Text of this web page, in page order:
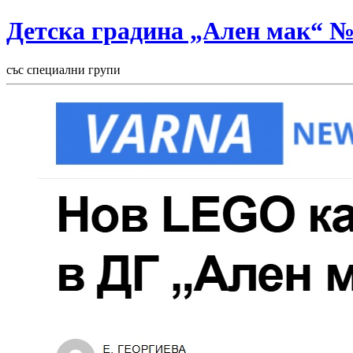
Детска градина „Ален мак“
със специални групи